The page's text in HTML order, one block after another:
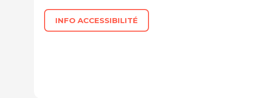
INFO ACCESSIBILITÉ